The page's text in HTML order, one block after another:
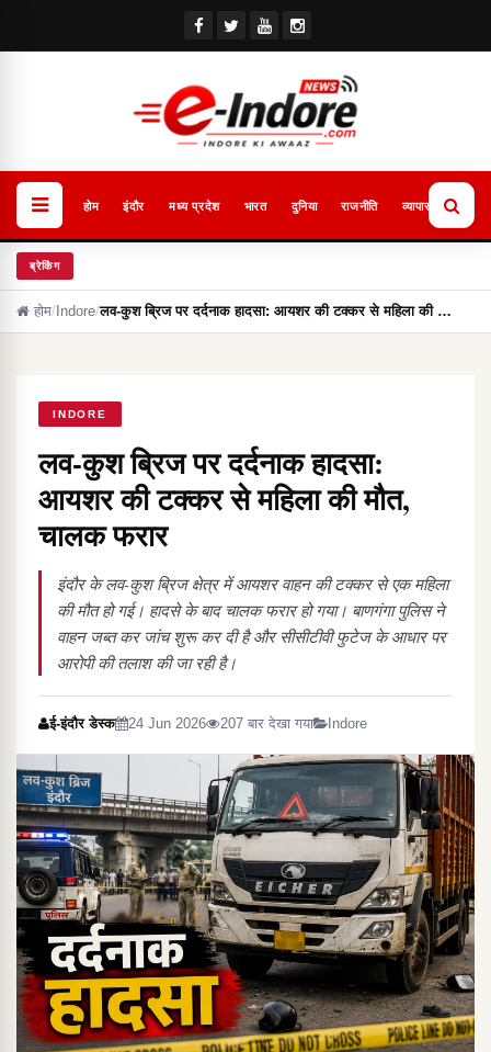
होम इंदौर मध्य प्रदेश भारत दुनिया राजनीति व्यापार खेल
ब्रेकिंग
होम/ Indore/लव-कुश ब्रिज पर दर्दनाक हादसा: आयशर की टक्कर से महिला की …
INDORE
लव-कुश ब्रिज पर दर्दनाक हादसा:
आयशर की टक्कर से महिला की मौत,
चालक फरार
इंदौर के लव-कुश ब्रिज क्षेत्र में आयशर वाहन की टक्कर से एक महिला
की मौत हो गई। हादसे के बाद चालक फरार हो गया। बाणगंगा पुलिस ने
वाहन जब्त कर जांच शुरू कर दी है और सीसीटीवी फुटेज के आधार पर
आरोपी की तलाश की जा रही है।
ई-इंदौर डेस्क 24 Jun 2026 207 बार देखा गया Indore